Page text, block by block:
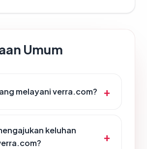
Umum
melayani verra.com?
keluhan